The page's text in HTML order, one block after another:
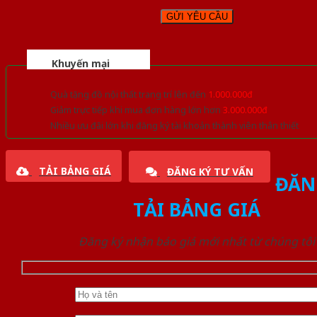
Khuyến mại
Quà tặng đồ nội thất trang trí lên đến 1.000.000đ
Giảm trực tiếp khi mua đơn hàng lớn hơn 3.000.000đ
Nhiều ưu đãi lớn khi đăng ký tài khoản thành viên thân thiết
TẢI BẢNG GIÁ ĐĂNG KÝ TƯ VẤN
TẢI BẢNG GIÁ
Đăng ký nhận báo giá mới nhất từ chúng tôi